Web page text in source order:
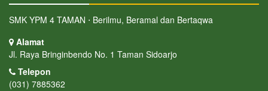
SMK YPM 4 TAMAN ⋅ Berilmu, Beramal dan Bertaqwa
Alamat
Jl. Raya Bringinbendo No. 1 Taman Sidoarjo
Telepon
(031) 7885362